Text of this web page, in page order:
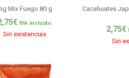
Mix Fuego 80 g
€ IVA incluido
Sin existencias
Cacahuates
2,75€
Sin